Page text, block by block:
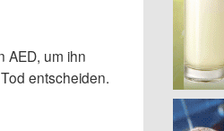
AED, um ihn
entscheiden.